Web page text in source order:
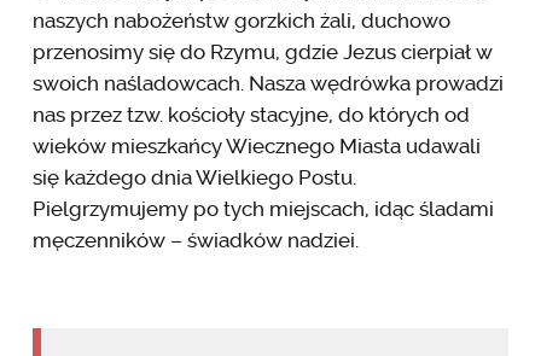
naszych nabożeństw gorzkich żali, duchowo
przenosimy się do Rzymu, gdzie Jezus cierpiał w
swoich naśladowcach. Nasza wędrówka prowadzi
nas przez tzw. kościoły stacyjne, do których od
wieków mieszkańcy Wiecznego Miasta udawali
się każdego dnia Wielkiego Postu.
Pielgrzymujemy po tych miejscach, idąc śladami
męczenników – świadków nadziei.